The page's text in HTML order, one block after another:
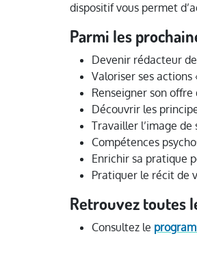
dispositif vous permet
Parmi les
Devenir rédacteur
Valoriser ses actions
Renseigner son
Découvrir les
Travailler l’image de
Compétences
Enrichir sa pratique
Pratiquer le récit de
Retrouvez toutes
Consultez le